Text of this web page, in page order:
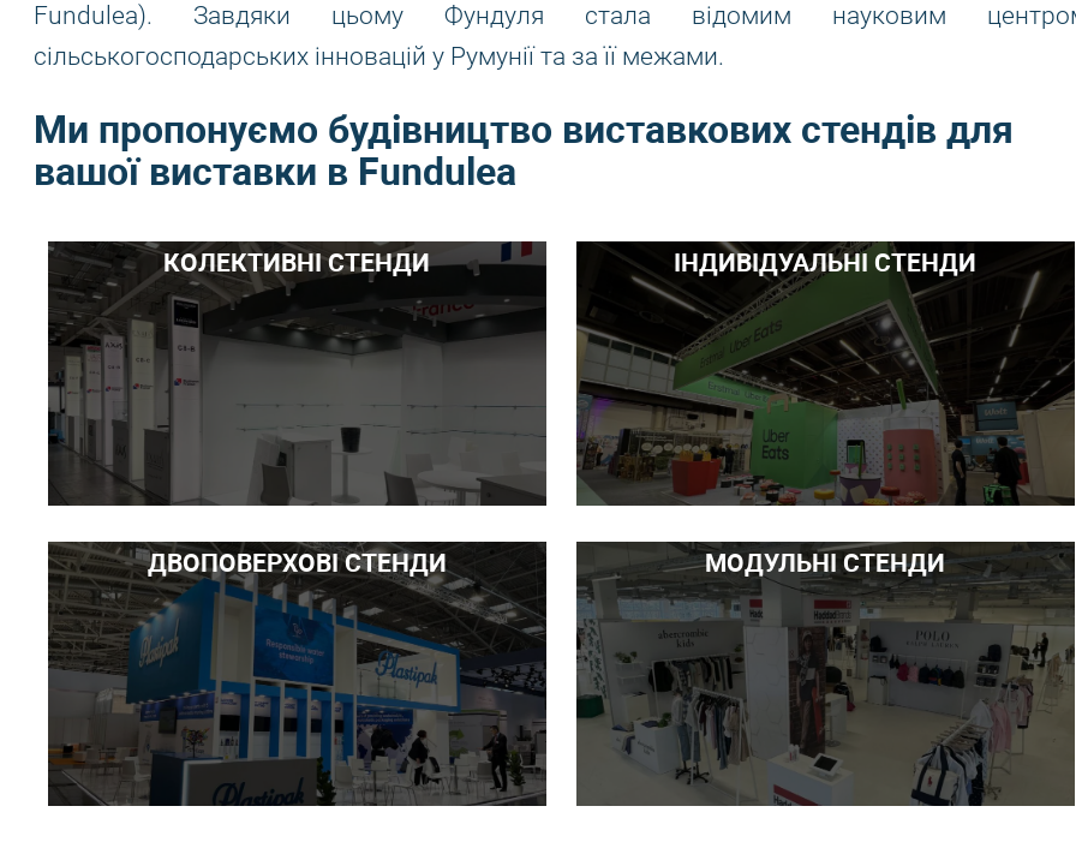
Fundulea). Завдяки цьому Фундуля стала відомим науковим
сільськогосподарських інновацій у Румунії та за її межами.
Ми пропонуємо будівництво виставкових стендів для
вашої виставки в Fundulea
КОЛЕКТИВНІ СТЕНДИ ІНДИВІДУАЛЬНІ СТЕНДИ
ДВОПОВЕРХОВІ СТЕНДИ МОДУЛЬНІ СТЕНДИ